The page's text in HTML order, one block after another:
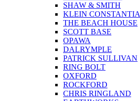
SHAW & SMITH
KLEIN CONSTANTIA
THE BEACH HOUSE
SCOTT BASE
OPAWA
DALRYMPLE
PATRICK SULLIVAN
RING BOLT
OXFORD
ROCKFORD
CHRIS RINGLAND